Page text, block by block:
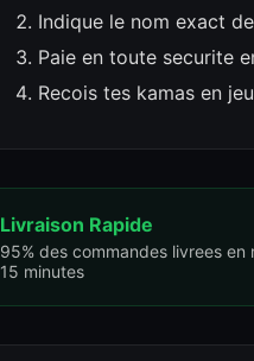
Indique le nom exact
Paie en toute securite
Recois tes kamas en
Livraison Rapide
95% des commandes livrees en
15 minutes